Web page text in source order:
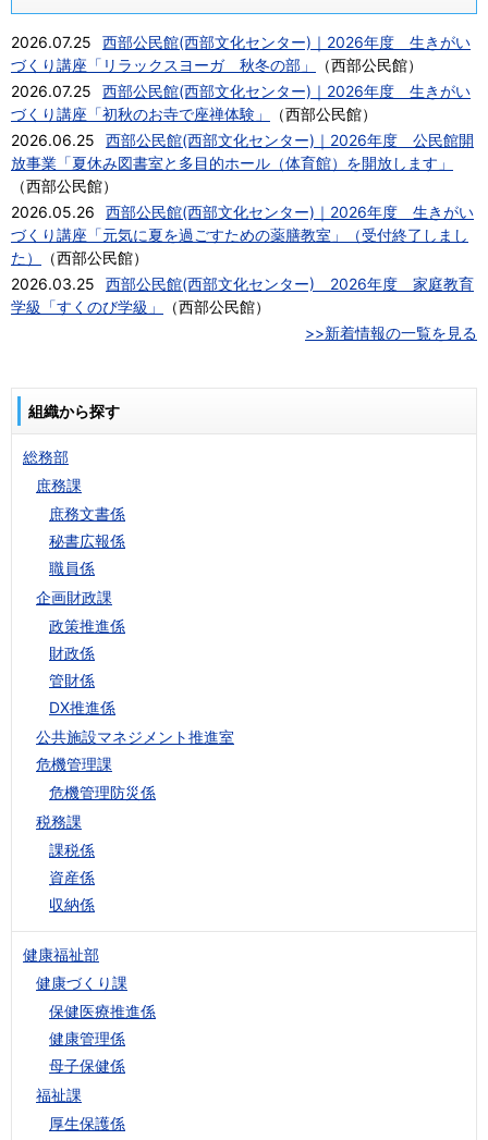
2026.07.25
西部公民館(西部文化センター)｜2026年度 生きがい
づくり講座「リラックスヨーガ 秋冬の部」
（西部公民館）
2026.07.25
西部公民館(西部文化センター)｜2026年度 生きがい
づくり講座「初秋のお寺で座禅体験」
（西部公民館）
2026.06.25
西部公民館(西部文化センター)｜2026年度 公民館開
放事業「夏休み図書室と多目的ホール（体育館）を開放します」
（西部公民館）
2026.05.26
西部公民館(西部文化センター)｜2026年度 生きがい
づくり講座「元気に夏を過ごすための薬膳教室」（受付終了しまし
た）
（西部公民館）
2026.03.25
西部公民館(西部文化センター) 2026年度 家庭教育
学級「すくのび学級」
（西部公民館）
>>新着情報の一覧を見る
組織から探す
総務部
庶務課
庶務文書係
秘書広報係
職員係
企画財政課
政策推進係
財政係
管財係
DX推進係
公共施設マネジメント推進室
危機管理課
危機管理防災係
税務課
課税係
資産係
収納係
健康福祉部
健康づくり課
保健医療推進係
健康管理係
母子保健係
福祉課
厚生保護係